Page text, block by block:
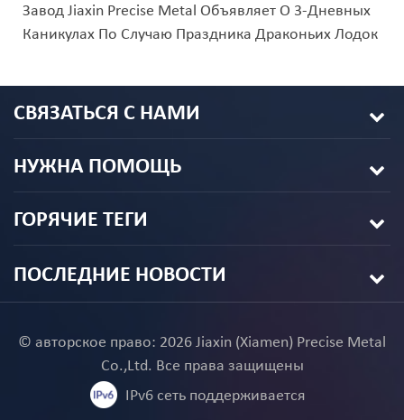
Завод Jiaxin Precise Metal Объявляет О 3-Дневных
Каникулах По Случаю Праздника Драконьих Лодок
СВЯЗАТЬСЯ С НАМИ
НУЖНА ПОМОЩЬ
ГОРЯЧИЕ ТЕГИ
ПОСЛЕДНИЕ НОВОСТИ
© авторское право: 2026 Jiaxin (Xiamen) Precise Metal
Co.,Ltd. Все права защищены
IPv6 сеть поддерживается